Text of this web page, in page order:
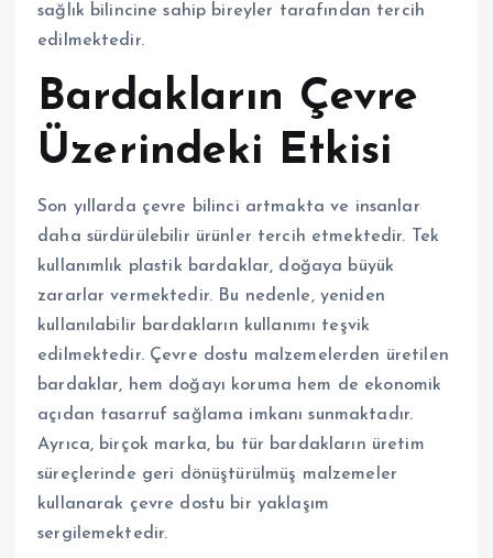
sağlık bilincine sahip bireyler tarafından tercih
edilmektedir.
Bardakların Çevre
Üzerindeki Etkisi
Son yıllarda çevre bilinci artmakta ve insanlar
daha sürdürülebilir ürünler tercih etmektedir. Tek
kullanımlık plastik bardaklar, doğaya büyük
zararlar vermektedir. Bu nedenle, yeniden
kullanılabilir bardakların kullanımı teşvik
edilmektedir. Çevre dostu malzemelerden üretilen
bardaklar, hem doğayı koruma hem de ekonomik
açıdan tasarruf sağlama imkanı sunmaktadır.
Ayrıca, birçok marka, bu tür bardakların üretim
süreçlerinde geri dönüştürülmüş malzemeler
kullanarak çevre dostu bir yaklaşım
sergilemektedir.